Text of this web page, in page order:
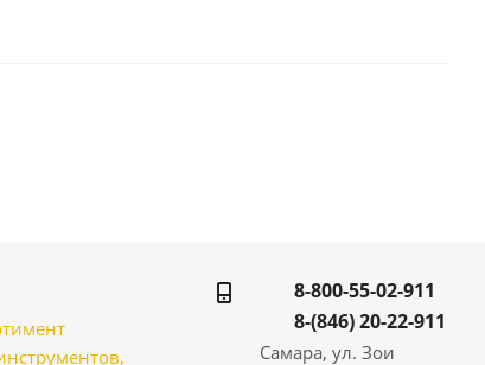
8-800-55-02-911
8-(846) 20-22-911
Самара, ул. Зои